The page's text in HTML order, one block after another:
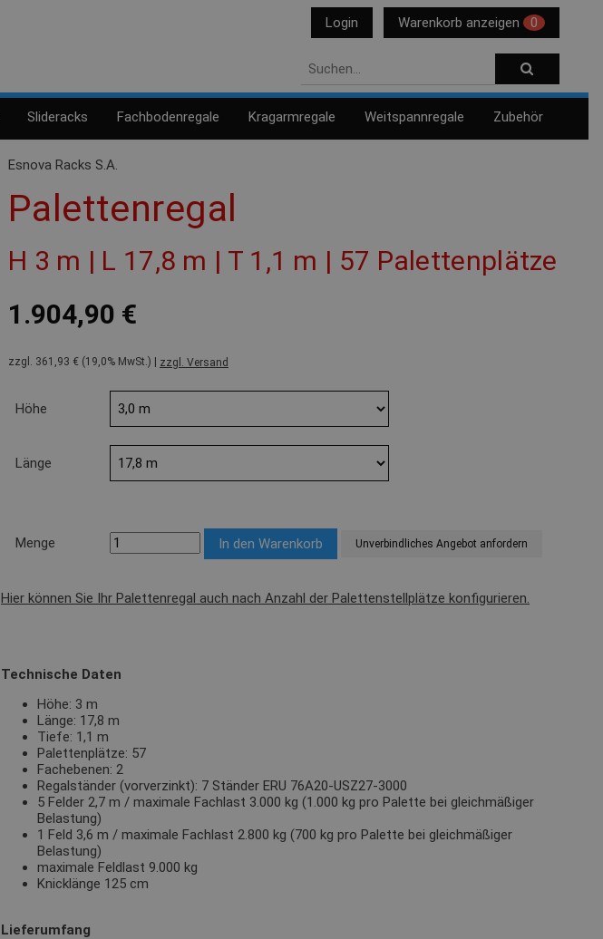
Login Warenkorb anzeigen 0
Slideracks Fachbodenregale Kragarmregale Weitspannregale Zubehör
Esnova Racks S.A.
Palettenregal
H 3 m | L 17,8 m | T 1,1 m | 57 Palettenplätze
1.904,90 €
zzgl. 361,93 € (19,0% MwSt.) | zzgl. Versand
Höhe
Länge
Menge Unverbindliches Angebot anfordern
Hier können Sie Ihr Palettenregal auch nach Anzahl der Palettenstellplätze konfigurieren.
Technische Daten
Höhe: 3 m
Länge: 17,8 m
Tiefe: 1,1 m
Palettenplätze: 57
Fachebenen: 2
Regalständer (vorverzinkt): 7 Ständer ERU 76A20-USZ27-3000
5 Felder 2,7 m / maximale Fachlast 3.000 kg (1.000 kg pro Palette bei gleichmäßiger
Belastung)
1 Feld 3,6 m / maximale Fachlast 2.800 kg (700 kg pro Palette bei gleichmäßiger
Belastung)
maximale Feldlast 9.000 kg
Knicklänge 125 cm
Lieferumfang